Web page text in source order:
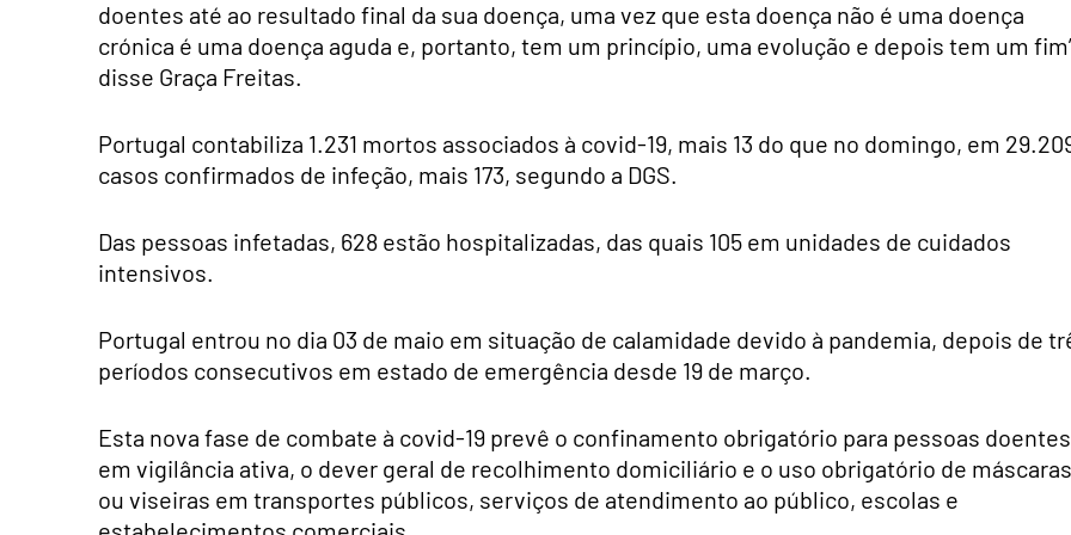
doentes até ao resultado final da sua doença, uma vez que esta doença não é uma doença
crónica é uma doença aguda e, portanto, tem um princípio, uma evolução e depois tem um
disse Graça Freitas.
Portugal contabiliza 1.231 mortos associados à covid-19, mais 13 do que no domingo, em
casos confirmados de infeção, mais 173, segundo a DGS.
Das pessoas infetadas, 628 estão hospitalizadas, das quais 105 em unidades de cuidados
intensivos.
Portugal entrou no dia 03 de maio em situação de calamidade devido à pandemia, depois de
períodos consecutivos em estado de emergência desde 19 de março.
Esta nova fase de combate à covid-19 prevê o confinamento obrigatório para pessoas
em vigilância ativa, o dever geral de recolhimento domiciliário e o uso obrigatório de máscaras
ou viseiras em transportes públicos, serviços de atendimento ao público, escolas e